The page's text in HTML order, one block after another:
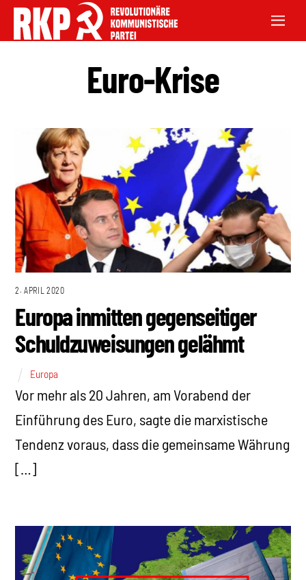
Euro-Krise
2. APRIL 2020
Europa inmitten gegenseitiger
Schuldzuweisungen gelähmt
Europa
Vor mehr als 20 Jahren, am Vorabend der
Einführung des Euro, sagte die marxistische
Tendenz voraus, dass die gemeinsame Währung
[…]